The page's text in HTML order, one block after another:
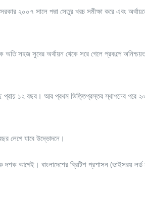
২০০৭ সালে পদ্মা সেতুর খরচ সমীক্ষা করে এবং
সহজ সুদের অর্থায়ন থেকে সরে গেলে প্রকল্পে
প্রায় ১২ বছর। আর প্রথম ভিত্তিপ্রস্তর স্থাপনের পরে
লেগে যাবে উদ্ভোদনে।
আগেই। বাংলাদেশের ব্রিটিশ প্রশাসন (ভাইসরয় লর্ড